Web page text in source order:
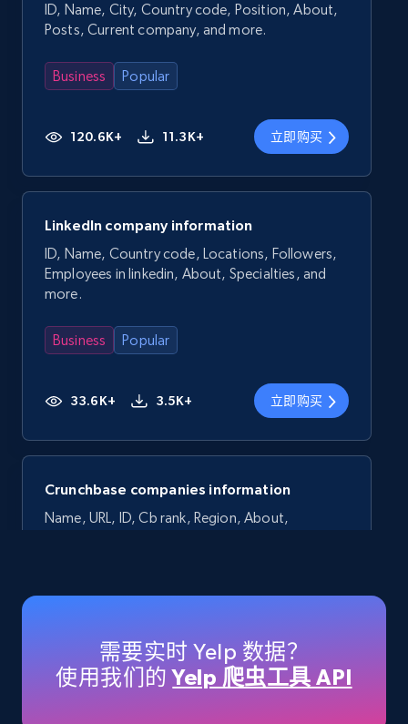
ID, Name, City, Country code, Position, About,
Posts, Current company, and more.
Business Popular
120.6K+ 11.3K+ 立即购买
LinkedIn company information
ID, Name, Country code, Locations, Followers,
Employees in linkedin, About, Specialties, and
more.
Business Popular
33.6K+ 3.5K+ 立即购买
Crunchbase companies information
Name, URL, ID, Cb rank, Region, About,
15.6K+ 1.6K+ 立即购买
需要实时 Yelp 数据？
使用我们的Yelp 爬虫工具 API